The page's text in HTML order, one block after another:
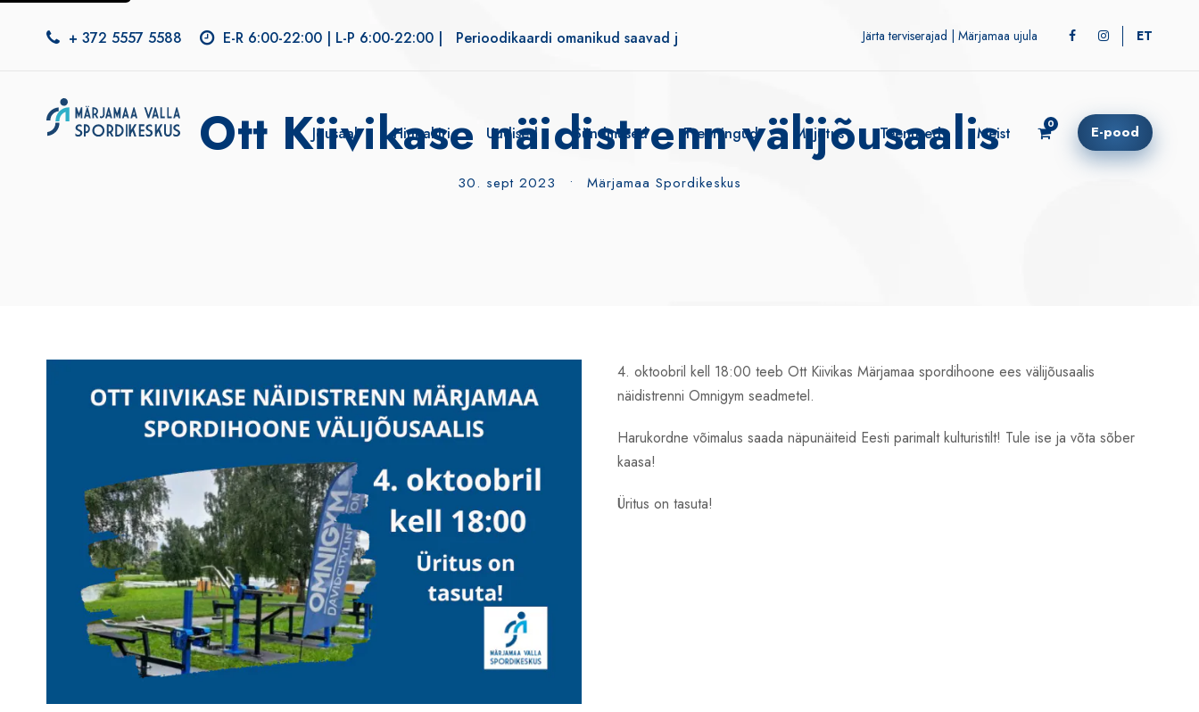
+ 372 5557 5588 E-R 6:00-22:00 | L-P 6:00-22:00 | Perioodikaardi omanikud saavad jõusaali alates kell 6:00! Järta terviserajad Märjamaa ujula ET
Jõusaal Hinnakiri Uudised Sündmused Treeningud Majutus Teenused Meist 0 E-pood
Ott Kiivikase näidistrenn välijõusaalis
30. sept 2023 • Märjamaa Spordikeskus
4. oktoobril kell 18:00 teeb Ott Kiivikas Märjamaa spordihoone ees välijõusaalis
näidistrenni Omnigym seadmetel.
Harukordne võimalus saada näpunäiteid Eesti parimalt kulturistilt! Tule ise ja võta sõber
kaasa!
Üritus on tasuta!